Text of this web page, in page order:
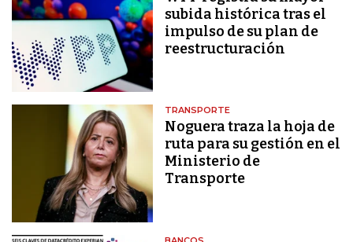
subida histórica tras el
impulso de su plan de
reestructuración
TRANSPORTE
Noguera traza la hoja de
ruta para su gestión en el
Ministerio de
Transporte